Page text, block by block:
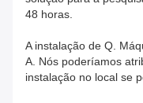
48 horas.
A instalação de Q.
A. Nós poderíamos
instalação no local se